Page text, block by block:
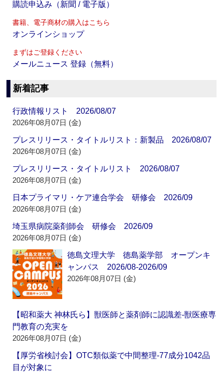
購読申込み（新聞 / 電子版）
書籍、電子商材の購入はこちら
オンラインショップ
まずはご登録ください
メールニュース 登録（無料）
新着記事
行政情報リスト 2026/08/07
2026年08月07日 (金)
プレスリリース・タイトルリスト：新製品 2026/08/07
2026年08月07日 (金)
プレスリリース・タイトルリスト 2026/08/07
2026年08月07日 (金)
日本プライマリ・ケア連合学会 研修会 2026/09
2026年08月07日 (金)
埼玉県病院薬剤師会 研修会 2026/09
2026年08月07日 (金)
徳島文理大学 徳島薬学部 オープンキ
ャンパス 2026/08-2026/09
2026年08月07日 (金)
【昭和薬大 神林氏ら】獣医師と薬剤師に認識差‐獣医療専
門教育の充実を
2026年08月07日 (金)
【厚労省検討会】OTC類似薬で中間整理‐77成分1042品
目が対象に